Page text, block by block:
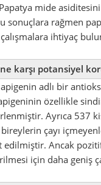
mide
sonuçlara rağmen
ihtiyaç
karşı potansiyel
apigenin adlı bir
özellikle
Ayrıca 537
çayı
Ancak
için daha geniş